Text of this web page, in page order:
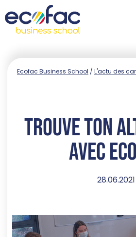
Ecofac Business School / L'actu des
Trouve ton
avec
28.06.2021